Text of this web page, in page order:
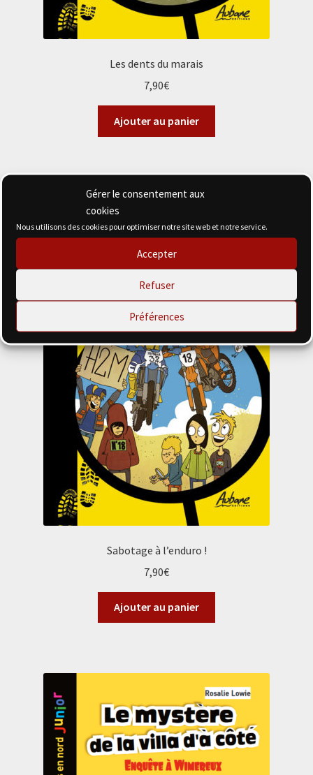
Gérer le consentement aux
cookies
Nous utilisons des cookies pour optimiser notre site web et notre service.
Accepter
Refuser
Préférences
Les dents du marais
7,90€
Ajouter au panier
Sabotage à l’enduro !
7,90€
Ajouter au panier